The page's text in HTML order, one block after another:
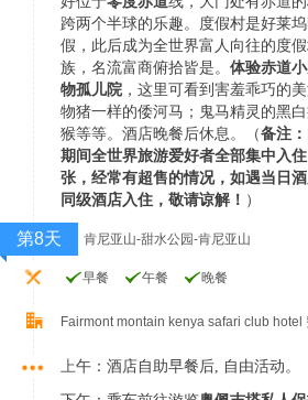
跨两个半球的乐趣。度假村是好莱
假，此后成为全世界富人向往的度
族，名流富商俯拾皆是。 体验赤道小
物孤儿院 ，这里可看到害羞乖巧的
物猪一样的倭河马；鬼马精灵的黑
猴等等。 酒店晚餐后休息。（备注
期间全世界旅游爱好者全部集中入
张，经常有超售的情况，如遇当日
同级酒店入住，敬请谅解！ ）
第8天 肯尼亚山-甜水公园-肯尼亚山
早餐 午餐 晚餐
Fairmont montain kenya safari club hotel
上午：酒店自助早餐后, 自由活动。